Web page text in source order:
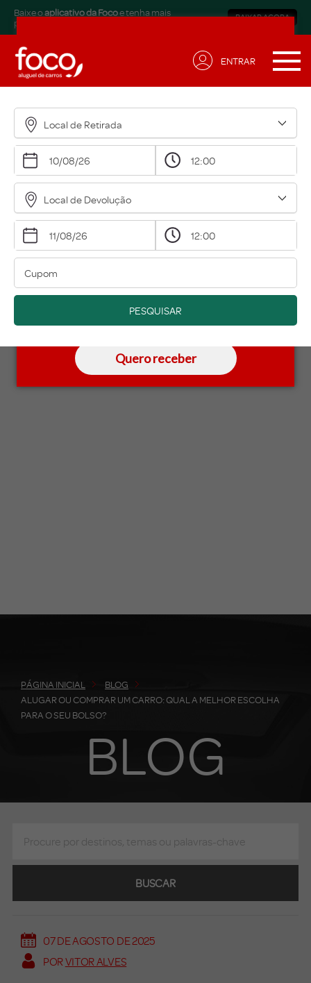
para sua necessidade!
Nome*
Email*
Data de Aniversário*
Qual modalidade está buscando?*
Eu concordo em receber comunicações.
A nossa empresa está comprometida a proteger e
respeitar sua privacidade, acesse nossa
Quero receber
Baixe oaplicativo da Focoe tenha mais
praticidade.
BAIXAR AGORA
ENTRAR
Local de Retirada
Local de Devolução
PESQUISAR
PÁGINA INICIAL
BLOG
ALUGAR OU COMPRAR UM CARRO: QUAL A MELHOR ESCOLHA
PARA O SEU BOLSO?
BLOG
BUSCAR
07 DE AGOSTO DE 2025
PORVITOR ALVES